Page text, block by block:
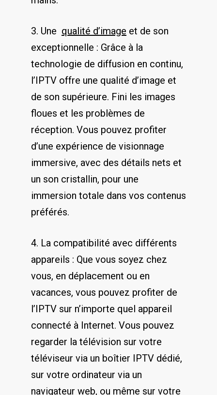
3. Une ​ qualité d’image ​et de⁢ son
exceptionnelle : ‌Grâce à‌ la
technologie de ​diffusion​ en continu,
l’IPTV offre​ une qualité d’image et
‍de son supérieure. Fini les images
floues et ​les problèmes de
‌réception. Vous pouvez profiter
d’une expérience‌ de visionnage⁤
immersive, avec ⁢des détails nets⁢ et‌
un son cristallin, pour une
immersion ‌totale dans ‌vos contenus
préférés.
4. La compatibilité avec différents‌
appareils ⁣: Que vous⁣ soyez chez
vous, en déplacement ⁣ou en
vacances,⁣ vous pouvez profiter de
l’IPTV sur n’importe ⁢quel appareil
connecté à Internet. Vous pouvez
regarder la télévision ‍sur votre ​
téléviseur via un boîtier IPTV dédié,
sur votre ordinateur via un
navigateur web, ‌ou même sur‍ votre